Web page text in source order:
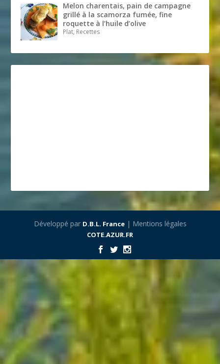
Melon charentais, pain de campagne
grillé à la scamorza fumée, fine
roquette à l’huile d’olive
Plat, Recettes
Développé par D.B.L. France| Mentions légales
COTE.AZUR.FR